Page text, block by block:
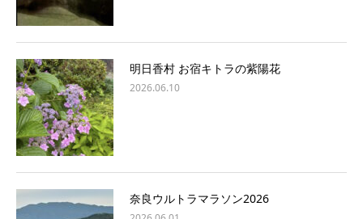
明日香村 お宿キトラの紫陽花
2026.06.10
奈良ウルトラマラソン2026